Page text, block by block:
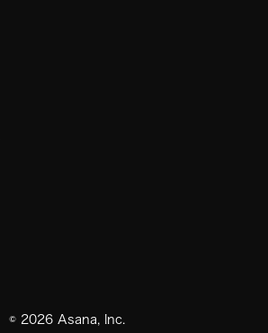
© 2026Asana, Inc.